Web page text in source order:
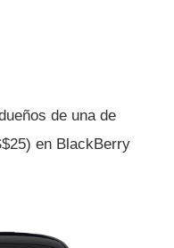
de una de
en BlackBerry